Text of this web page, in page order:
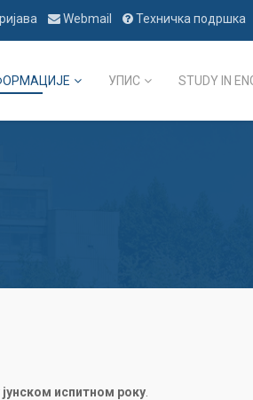
Webmail Техничка подршка
УПИС STUDY IN
јунском испитном року